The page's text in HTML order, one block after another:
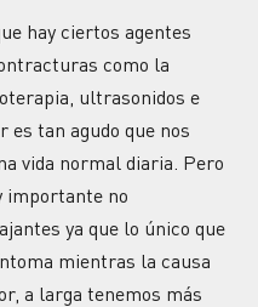
hay ciertos agentes
como la
ultrasonidos e
es tan agudo que nos
vida normal diaria. Pero
importante no
ya que lo único que
mientras la causa
a larga tenemos más